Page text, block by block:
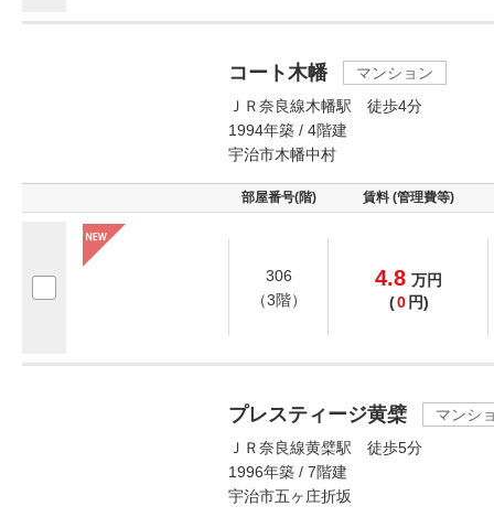
コート木幡
マンション
ＪＲ奈良線木幡駅 徒歩4分
1994年築 / 4階建
宇治市木幡中村
部屋番号(階) 賃料 (管理費等)
306
（3階）
4.8 万円
(0 円)
プレスティージ黄檗
マンシ
ＪＲ奈良線黄檗駅 徒歩5分
1996年築 / 7階建
宇治市五ヶ庄折坂